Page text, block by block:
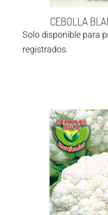
CEBOLLA
Solo disponible para
registrados.